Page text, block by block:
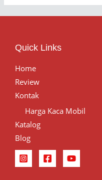
Quick Links
Home
Review
Kontak
Harga Kaca Mobil
Katalog
Blog